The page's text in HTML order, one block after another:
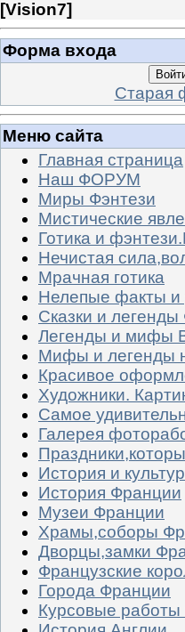
[Vision7]
Форма входа
Старая
Меню сайта
Главная страница
Наш ФОРУМ
Миры Фэнтези
Мистические
Готика и
Нечистая
Мрачная готика
Нелепые факты и
Сказки и
Легенды и мифы
Мифы и легенды
Красивое
Художники.
Самое
Галерея
История и
История Франции
Музеи Франции
Храмы,соборы
Дворцы,замки
Французские
Города Франции
Курсовые работы